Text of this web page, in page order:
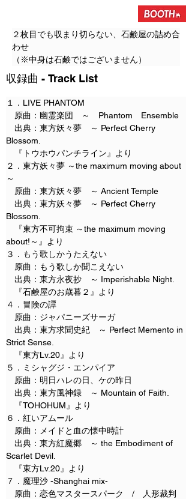
２枚目でも収まり切らない、石鹸屋の詰め合
わせ
（※中身は石鹸ではございません）
​収録曲 - Track List
１．LIVE PHANTOM
原曲：幽霊楽団　～　Phantom　Ensemble
出典：東方妖々夢　～ Perfect Cherry
Blossom.
『トウホウパンチライン』より
２．東方妖々夢 ～the maximum moving about
～
原曲：東方妖々夢　～ Ancient Temple
出典：東方妖々夢　～ Perfect Cherry
Blossom.
『東方不可拘束 ～the maximum moving
about!～』より
３．もう歌しかうたえない
原曲：もう歌しか聞こえない
出典：東方永夜抄　～ Imperishable Night.
『石鹸屋のお歳暮２』より
４．冒険の譚
原曲：ジャパニーズサーガ
出典：東方求聞史紀　～ Perfect Memento in
Strict Sense.
『東方Lv.20』より
５．ミシャグジ・エンパイア
原曲：明日ハレの日、ケの昨日
出典：東方風神録　～ Mountain of Faith.
『TOHOHUM』より
６．紅いアムール
原曲：メイドと血の懐中時計
出典：東方紅魔郷　～ the Embodiment of
Scarlet Devil.
『東方Lv.20』より
７．魔理沙 -Shanghai mix-
原曲：恋色マスタースパーク　/　人形裁判